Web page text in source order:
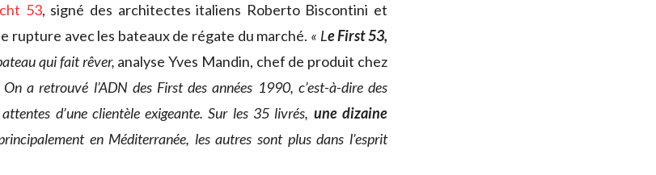
53, signé des architectes italiens Roberto Biscontini et
rupture avec les bateaux de régate du marché. « Le First 53,
qui fait rêver, analyse Yves Mandin, chef de produit chez
On a retrouvé l’ADN des First des années 1990, c’est-à-dire des
d’une clientèle exigeante. Sur les 35 livrés, une dizaine
en Méditerranée, les autres sont plus dans l’esprit